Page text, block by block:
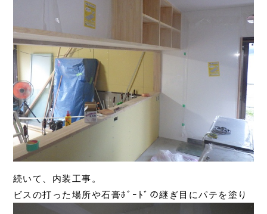
続いて、内装工事。
ビスの打った場所や石膏ﾎﾞｰﾄﾞの継ぎ目にパテを塗り